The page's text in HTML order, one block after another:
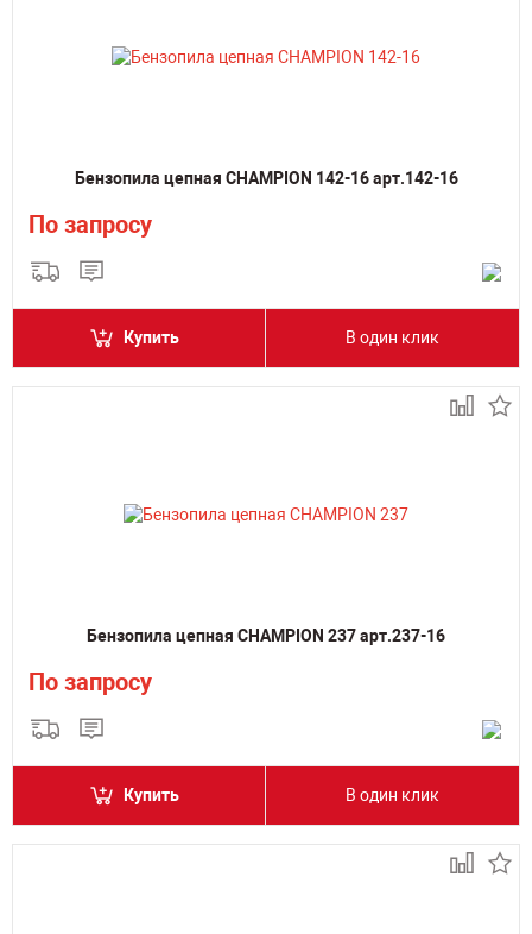
Бензопила цепная CHAMPION 142-16 арт.142-16
По запросу
Купить В один клик
Бензопила цепная CHAMPION 237 арт.237-16
По запросу
Купить В один клик